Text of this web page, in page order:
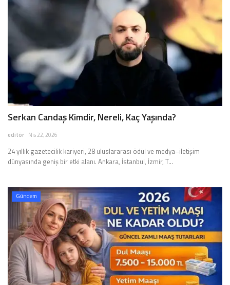
Serkan Candaş Kimdir, Nereli, Kaç Yaşında?
editör Nis 22, 2026
24 yıllık gazetecilik kariyeri, 28 uluslararası ödül ve medya–iletişim
dünyasında geniş bir etki alanı. Ankara, İstanbul, İzmir, T...
Gündem